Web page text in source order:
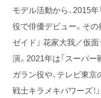
モデル活動から、2015
役で俳優デビュー。その
ゼイド」 花家大我／仮
演。2021年は「スーパ
ガラン役や、テレビ東
戦士キラメキパワーズ！